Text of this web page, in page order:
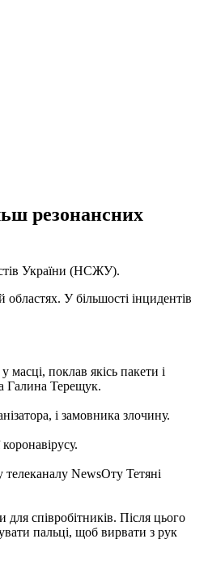
резонансних
України (НСЖУ).
У більшості інцидентів
поклав якісь пакети і
Галина Терещук.
і замовника злочину.
NewsOту Тетяні
співробітників. Після цього
пальці, щоб вирвати з рук